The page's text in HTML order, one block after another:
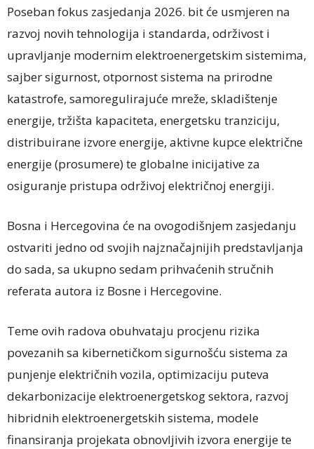
Poseban fokus zasjedanja 2026. bit će usmjeren na
razvoj novih tehnologija i standarda, održivost i
upravljanje modernim elektroenergetskim sistemima,
sajber sigurnost, otpornost sistema na prirodne
katastrofe, samoregulirajuće mreže, skladištenje
energije, tržišta kapaciteta, energetsku tranziciju,
distribuirane izvore energije, aktivne kupce električne
energije (prosumere) te globalne inicijative za
osiguranje pristupa održivoj električnoj energiji.
Bosna i Hercegovina će na ovogodišnjem zasjedanju
ostvariti jedno od svojih najznačajnijih predstavljanja
do sada, sa ukupno sedam prihvaćenih stručnih
referata autora iz Bosne i Hercegovine.
Teme ovih radova obuhvataju procjenu rizika
povezanih sa kibernetičkom sigurnošću sistema za
punjenje električnih vozila, optimizaciju puteva
dekarbonizacije elektroenergetskog sektora, razvoj
hibridnih elektroenergetskih sistema, modele
finansiranja projekata obnovljivih izvora energije te